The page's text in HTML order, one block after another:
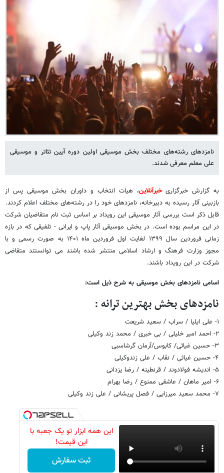
نامزدهای رشته‌های‌ مختلف بخش موسیقی اولین دوره آیین تئاتر و موسیقی
علی معلم معرفی شدند.
به گزارش خبرگزاریخبرآنلاین، هیات انتخاب و داوران بخش موسیقی پس از
بازبینی آثار رسیده به دبیرخانه، نامزدهای خود را در رشته‌های مختلف اعلام کردند.
قابل ذکر است بررسی آثار موسیقی این رویداد بر اساس ثبت نام متقاضیان شرکت
در این مراسم بوده است. در بخش موسیقی آثار پاپ و ایرانی - تلفیقی که در بازه
زمانی فروردین سال ۱۳۹۹ لغایت اول فروردین ماه ۱۴۰۱ به صورت رسمی و با
مجوز وزارت فرهنگ و ارشاد اسلامی منتشر شده باشند می توانستند متقاضی
شرکت در این رویداد باشند.
اسامی نامزدهای بخش موسیقی به شرح ذیل است:
نامزدهای بخش بهترین ترانه :
۱- علی ایلیا / سراب / سعید شریعت
۲- احمد امیر خلیلی / بی خبری / محمد زند وکیلی
۳- حسین غیاثی/ کابوس/آرمان گرشاسبی
۴- حسین غیاثی / نقاب / علی زندوکیلی
۵- اندیشه فولادوند / قرنطینه / رضا یزدانی
۶- امیر ماهان / عاشقی ممنوع / رضا بهرام
۷- محمد سعید میرزایی / فصل پریشانی / علی زند وکیلی
این همه ابزار تو یک جعبه با
این قیمت!
ثبت سفارش